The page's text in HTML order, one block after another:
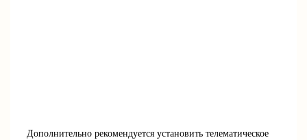
Дополнительно рекомендуется установить телематическое